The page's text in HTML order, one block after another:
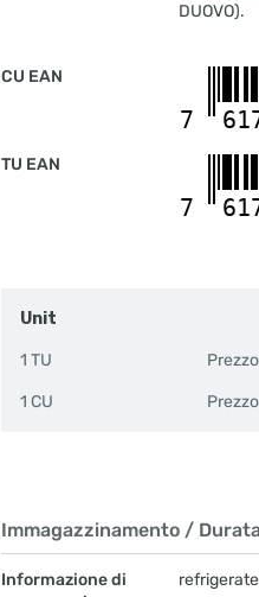
DUOVO).
CU EAN
7
TU EAN
7
Unit
1 TU
1 CU
Immagazzinamento / Durata
Informazione di
refrigerate